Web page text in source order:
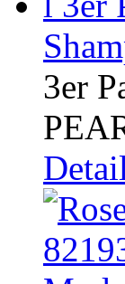
3er